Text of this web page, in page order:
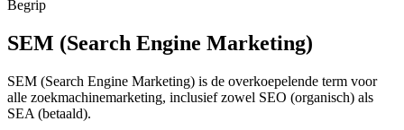
Begrip
SEM (Search Engine Marketing)
SEM (Search Engine Marketing) is de overkoepelende term voor
alle zoekmachinemarketing, inclusief zowel SEO (organisch) als
SEA (betaald).